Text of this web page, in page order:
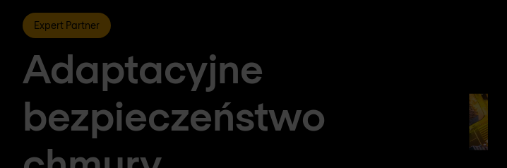
Expert Partner
Adaptacyjne
bezpieczeństwo